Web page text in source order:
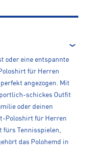
oder eine entspannte
für Herren
angezogen. Mit
schickes Outfit
oder deinen
Poloshirt für Herren
fürs Tennisspielen,
das Polohemd in